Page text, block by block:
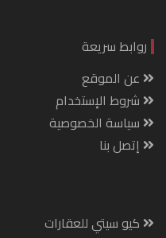
روابط سريعة
عن الموقع
شروط الإستخدام
سياسة الخصوصية
إتصل بنا
كيو سيتي للعقارات